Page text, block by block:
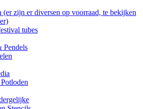
(er zijn er diversen op voorraad, te bekijken
tubes
Pendels